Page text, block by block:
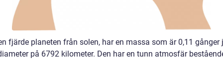
fjärde planeten från solen, har en massa som är 0,11 gånger
på 6792 kilometer. Den har en tunn atmosfär